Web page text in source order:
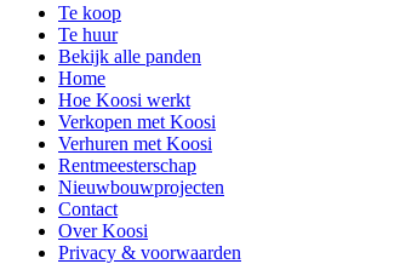
Te koop
Te huur
Bekijk alle panden
Home
Hoe Koosi werkt
Verkopen met Koosi
Verhuren met Koosi
Rentmeesterschap
Nieuwbouwprojecten
Contact
Over Koosi
Privacy & voorwaarden